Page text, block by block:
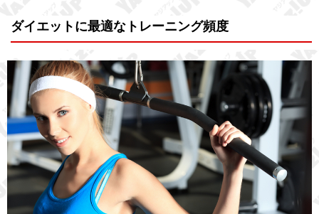
ダイエットに最適なトレーニング頻度